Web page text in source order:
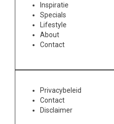
Inspiratie
Specials
Lifestyle
About
Contact
Privacybeleid
Contact
Disclaimer